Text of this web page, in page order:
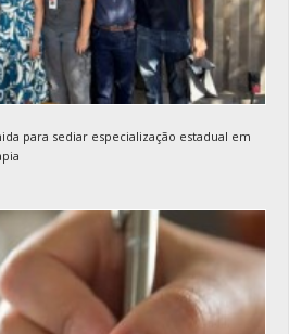
para sediar especialização estadual em